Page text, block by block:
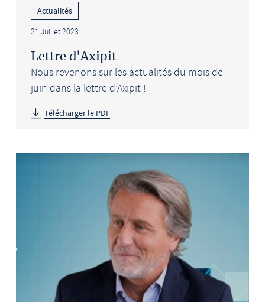
Actualités
21 Juillet 2023
Lettre d'Axipit
Nous revenons sur les actualités du mois de
juin dans la lettre d’Axipit !
Télécharger le PDF